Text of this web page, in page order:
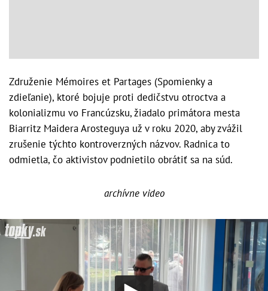
Združenie Mémoires et Partages (Spomienky a
zdieľanie), ktoré bojuje proti dedičstvu otroctva a
kolonializmu vo Francúzsku, žiadalo primátora mesta
Biarritz Maidera Arosteguya už v roku 2020, aby zvážil
zrušenie týchto kontroverzných názvov. Radnica to
odmietla, čo aktivistov podnietilo obrátiť sa na súd.
archívne video